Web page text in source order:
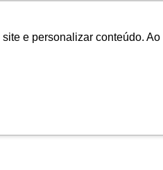
e personalizar conteúdo.